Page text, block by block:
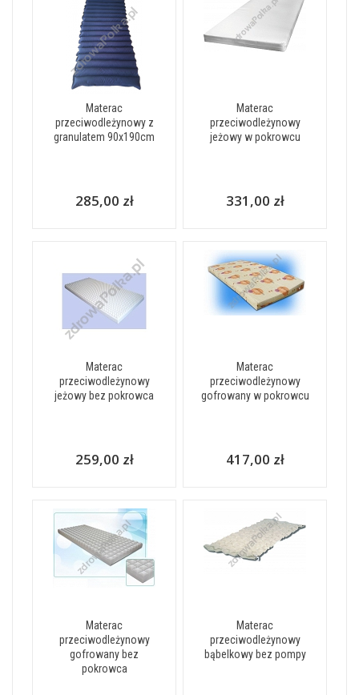
Materac
przeciwodleżynowy z
granulatem 90x190cm
285,00 zł
Materac
przeciwodleżynowy
jeżowy w pokrowcu
331,00 zł
Materac
przeciwodleżynowy
jeżowy bez pokrowca
259,00 zł
Materac
przeciwodleżynowy
gofrowany w pokrowcu
417,00 zł
Materac
przeciwodleżynowy
gofrowany bez
pokrowca
Materac
przeciwodleżynowy
bąbelkowy bez pompy